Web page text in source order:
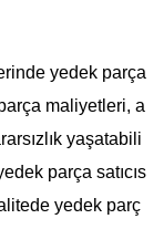
yedek parça
maliyetleri, a
yaşatabili
parça satıcıs
yedek parç